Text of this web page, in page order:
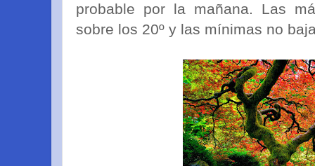
probable por la mañana. Las
sobre los 20º y las mínimas no